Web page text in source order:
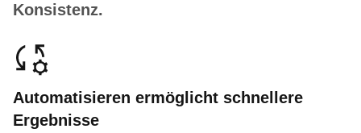
Konsistenz.
Automatisieren ermöglicht schnellere
Ergebnisse